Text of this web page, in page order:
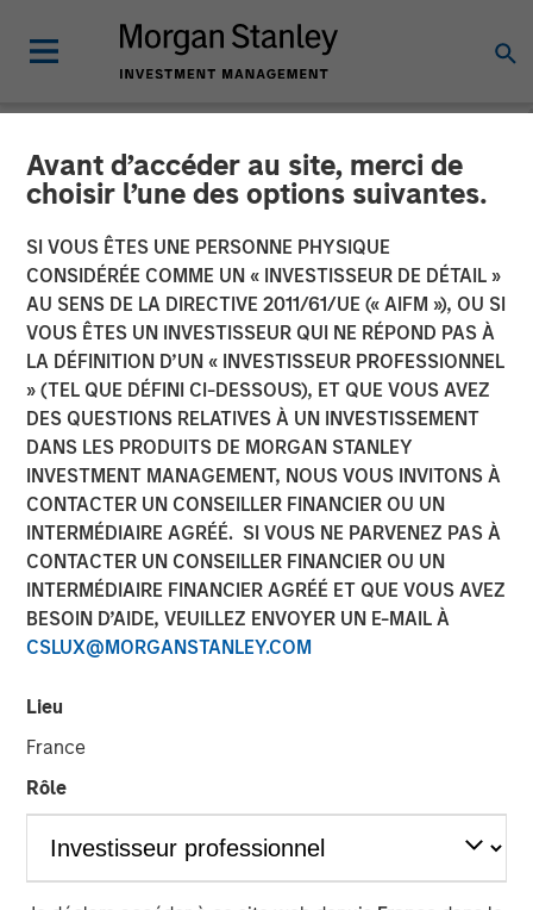
Avant d’accéder au site, merci de
choisir l’une des options suivantes.
SI VOUS ÊTES UNE PERSONNE PHYSIQUE
CONSIDÉRÉE COMME UN « INVESTISSEUR DE DÉTAIL »
AU SENS DE LA DIRECTIVE 2011/61/UE (« AIFM »), OU SI
VOUS ÊTES UN INVESTISSEUR QUI NE RÉPOND PAS À
LA DÉFINITION D’UN « INVESTISSEUR PROFESSIONNEL
» (TEL QUE DÉFINI CI-DESSOUS), ET QUE VOUS AVEZ
DES QUESTIONS RELATIVES À UN INVESTISSEMENT
DANS LES PRODUITS DE MORGAN STANLEY
INVESTMENT MANAGEMENT, NOUS VOUS INVITONS À
CONTACTER UN CONSEILLER FINANCIER OU UN
INTERMÉDIAIRE AGRÉÉ. SI VOUS NE PARVENEZ PAS À
CONTACTER UN CONSEILLER FINANCIER OU UN
INTERMÉDIAIRE FINANCIER AGRÉÉ ET QUE VOUS AVEZ
BESOIN D’AIDE, VEUILLEZ ENVOYER UN E-MAIL À
CSLUX@MORGANSTANLEY.COM
Lieu
France
Rôle
TALES FROM THE EMERGING WORLD INSIGHTS
Video: Grand Visions - The
New Face of MENA
06 MAI 2025
Play
The Middle East and North Africa (MENA) countries are
ambitious plans that will encourage strategic
investments, enact reforms and transform the region’s